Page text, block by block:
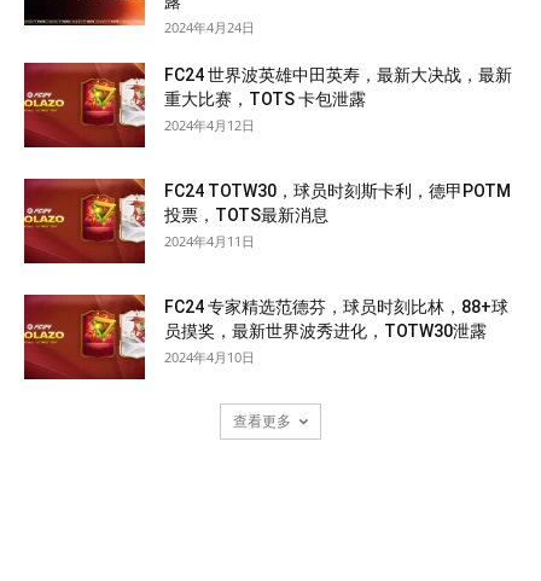
2024年4月24日
FC24 世界波英雄中田英寿，最新大决战，最新
重大比赛，TOTS 卡包泄露
2024年4月12日
FC24 TOTW30，球员时刻斯卡利，德甲POTM
投票，TOTS最新消息
2024年4月11日
FC24 专家精选范德芬，球员时刻比林，88+球
员摸奖，最新世界波秀进化，TOTW30泄露
2024年4月10日
查看更多